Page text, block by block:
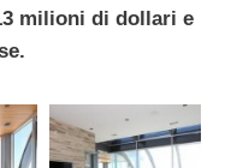
milioni di dollari e